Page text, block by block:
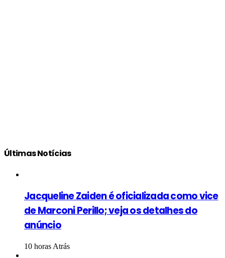
Últimas Notícias
Jacqueline Zaiden é oficializada como vice
de Marconi Perillo; veja os detalhes do
anúncio
10 horas Atrás